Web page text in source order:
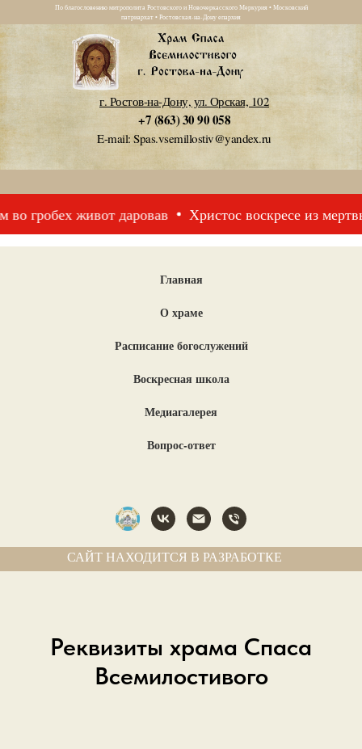
По благословению митрополита Ростовского и Новочеркасского Меркурия • Московский
патриархат • Ростовская-на-Дону епархия
г. Ростов-на-Дону, ул. Орская, 102
+7 (863) 30 90 058
E-mail: Spas.vsemillostiv@yandex.ru
гробех живот даровав Христос воскресе из
Главная
О храме
Расписание богослужений
Воскресная школа
Медиагалерея
Вопрос-ответ
САЙТ НАХОДИТСЯ В РАЗРАБОТКЕ
Реквизиты храма Спаса
Всемилостивого